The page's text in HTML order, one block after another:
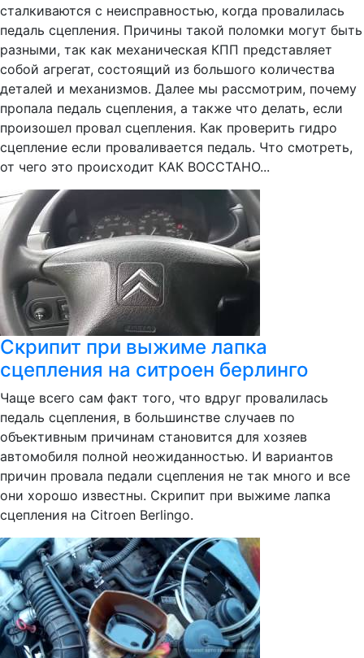
сталкиваются с неисправностью, когда провалилась
педаль сцепления. Причины такой поломки могут быть
разными, так как механическая КПП представляет
собой агрегат, состоящий из большого количества
деталей и механизмов. Далее мы рассмотрим, почему
пропала педаль сцепления, а также что делать, если
произошел провал сцепления. Как проверить гидро
сцепление если проваливается педаль. Что смотреть,
от чего это происходит КАК ВОССТАНО...
Скрипит при выжиме лапка
сцепления на ситроен берлинго
Чаще всего сам факт того, что вдруг провалилась
педаль сцепления, в большинстве случаев по
объективным причинам становится для хозяев
автомобиля полной неожиданностью. И вариантов
причин провала педали сцепления не так много и все
они хорошо известны. Скрипит при выжиме лапка
сцепления на Citroen Berlingo.